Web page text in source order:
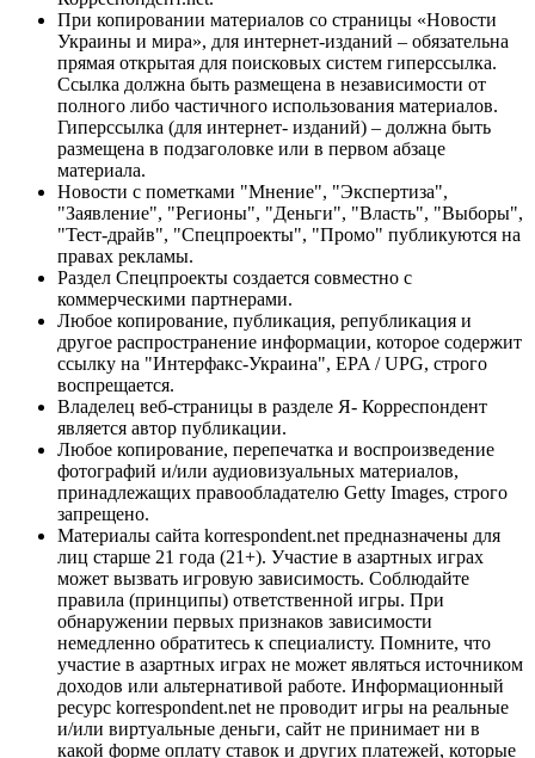
При копировании материалов со страницы «Новости
Украины и мира», для интернет-изданий – обязательна
прямая открытая для поисковых систем гиперссылка.
Ссылка должна быть размещена в независимости от
полного либо частичного использования материалов.
Гиперссылка (для интернет- изданий) – должна быть
размещена в подзаголовке или в первом абзаце
материала.
Новости с пометками "Мнение", "Экспертиза",
"Заявление", "Регионы", "Деньги", "Власть", "Выборы",
"Тест-драйв", "Спецпроекты", "Промо" публикуются на
правах рекламы.
Раздел Спецпроекты создается совместно с
коммерческими партнерами.
Любое копирование, публикация, републикация и
другое распространение информации, которое содержит
ссылку на "Интерфакс-Украина", EPA / UPG, строго
воспрещается.
Владелец веб-страницы в разделе Я- Корреспондент
является автор публикации.
Любое копирование, перепечатка и воспроизведение
фотографий и/или аудиовизуальных материалов,
принадлежащих правообладателю Getty Images, строго
запрещено.
Материалы сайта korrespondent.net предназначены для
лиц старше 21 года (21+). Участие в азартных играх
может вызвать игровую зависимость. Соблюдайте
правила (принципы) ответственной игры. При
обнаружении первых признаков зависимости
немедленно обратитесь к специалисту. Помните, что
участие в азартных играх не может являться источником
доходов или альтернативой работе. Информационный
ресурс korrespondent.net не проводит игры на реальные
и/или виртуальные деньги, сайт не принимает ни в
какой форме оплату ставок и других платежей, которые